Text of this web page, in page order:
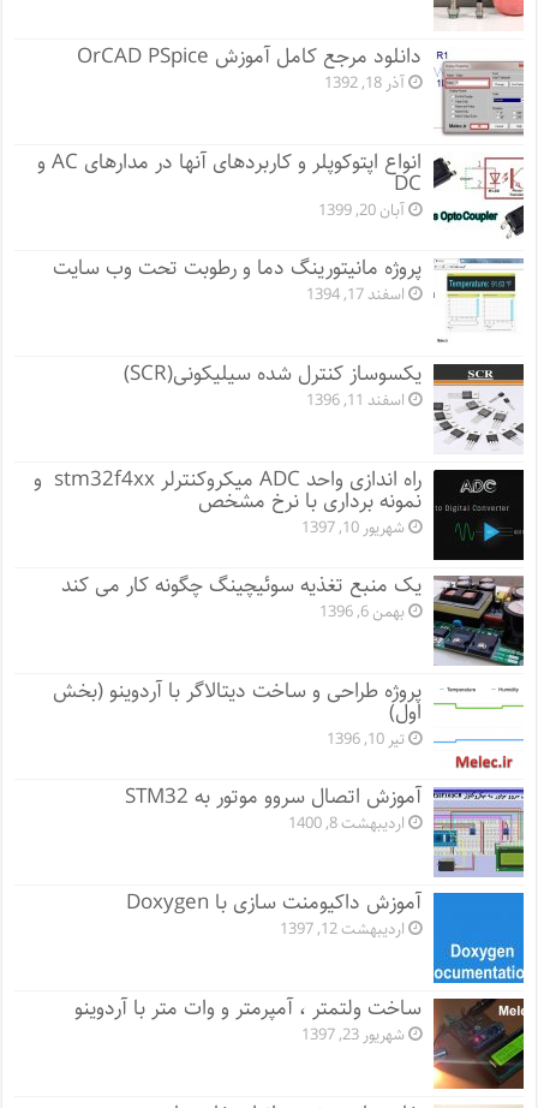
دانلود مرجع کامل آموزش OrCAD PSpice
آذر 18, 1392
انواع اپتوکوپلر و کاربردهای آنها در مدارهای AC و
DC
آبان 20, 1399
پروژه مانيتورينگ دما و رطوبت تحت وب سایت
اسفند 17, 1394
یکسوساز کنترل شده سیلیکونی(SCR)
اسفند 11, 1396
راه اندازی واحد ADC میکروکنترلر stm32f4xx و
نمونه برداری با نرخ مشخص
شهریور 10, 1397
یک منبع تغذیه سوئیچینگ چگونه کار می کند
بهمن 6, 1396
پروژه طراحی و ساخت دیتالاگر با آردوینو (بخش
اول)
تیر 10, 1396
آموزش اتصال سروو موتور به STM32
اردیبهشت 8, 1400
آموزش داکیومنت سازی با Doxygen
اردیبهشت 12, 1397
ساخت ولتمتر ، آمپرمتر و وات متر با آردوینو
شهریور 23, 1397